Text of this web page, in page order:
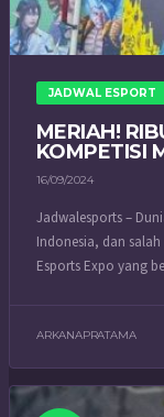
JADWAL ESPORT
MERIAH!
KOMPETISI
16/09/2024
Jadwalesports –
Indonesia, dan
Esports Expo yang
ARKANAPRATAMA